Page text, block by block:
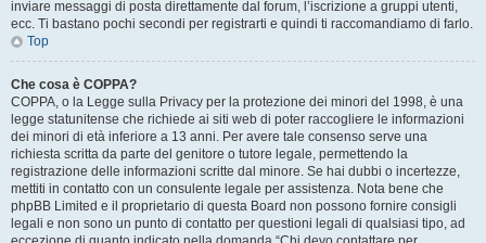
inviare messaggi di posta direttamente dal forum, l’iscrizione a gruppi utenti,
ecc. Ti bastano pochi secondi per registrarti e quindi ti raccomandiamo di farlo.
Top
Che cosa è COPPA?
COPPA, o la Legge sulla Privacy per la protezione dei minori del 1998, è una
legge statunitense che richiede ai siti web di poter raccogliere le informazioni
dei minori di età inferiore a 13 anni. Per avere tale consenso serve una
richiesta scritta da parte del genitore o tutore legale, permettendo la
registrazione delle informazioni scritte dal minore. Se hai dubbi o incertezze,
mettiti in contatto con un consulente legale per assistenza. Nota bene che
phpBB Limited e il proprietario di questa Board non possono fornire consigli
legali e non sono un punto di contatto per questioni legali di qualsiasi tipo, ad